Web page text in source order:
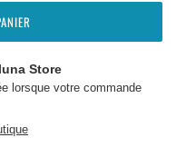
Store
lorsque votre commande